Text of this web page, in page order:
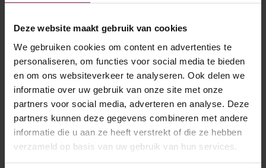
Deze website maakt gebruik van cookies
We gebruiken cookies om content en advertenties te
personaliseren, om functies voor social media te bieden
en om ons websiteverkeer te analyseren. Ook delen we
informatie over uw gebruik van onze site met onze
partners voor social media, adverteren en analyse. Deze
partners kunnen deze gegevens combineren met andere
informatie die u aan ze heeft verstrekt of die ze hebben
verzameld op basis van uw gebruik van hun services.
Austria binnendeur
Austria binnendeur Svenska
Stomp
B-Grade
€ 120,-